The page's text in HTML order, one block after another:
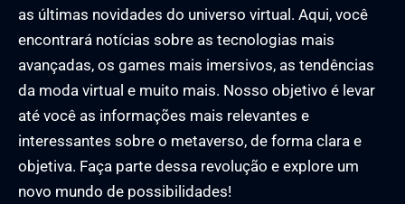
as últimas novidades do universo virtual. Aqui, você
encontrará notícias sobre as tecnologias mais
avançadas, os games mais imersivos, as tendências
da moda virtual e muito mais. Nosso objetivo é levar
até você as informações mais relevantes e
interessantes sobre o metaverso, de forma clara e
objetiva. Faça parte dessa revolução e explore um
novo mundo de possibilidades!